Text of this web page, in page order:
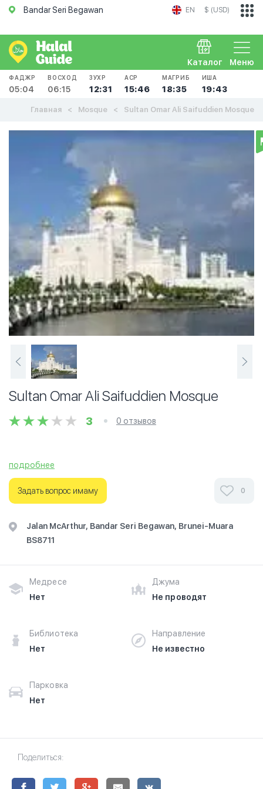
Bandar Seri Begawan EN $ (USD)
Меню
Каталог
ФАДЖР
05:04
ВОСХОД
06:15
ЗУХР
12:31
АСР
15:46
МАГРИБ
18:35
ИША
19:43
Главная Mosque Sultan Omar Ali Saifuddien Mosque
Sultan Omar Ali Saifuddien Mosque
3 0 отзывов
подробнее
Задать вопрос имаму 0
Jalan McArthur, Bandar Seri Begawan, Brunei-Muara
BS8711
Медресе
Нет
Джума
Не проводят
Библиотека
Нет
Направление
Не известно
Парковка
Нет
Поделиться: